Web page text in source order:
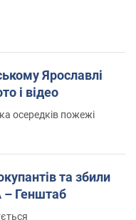
Ярославлі
і відео
осередків пожежі
та збили
– Генштаб